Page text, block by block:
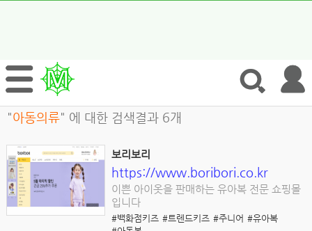
"아동의류" 에 대한 검색결과 6개
보리보리
https://www.boribori.co.kr
이쁜 아이옷을 판매하는 유아복 전문 쇼핑몰
입니다
#백화점키즈 #트렌드키즈 #주니어 #유아복